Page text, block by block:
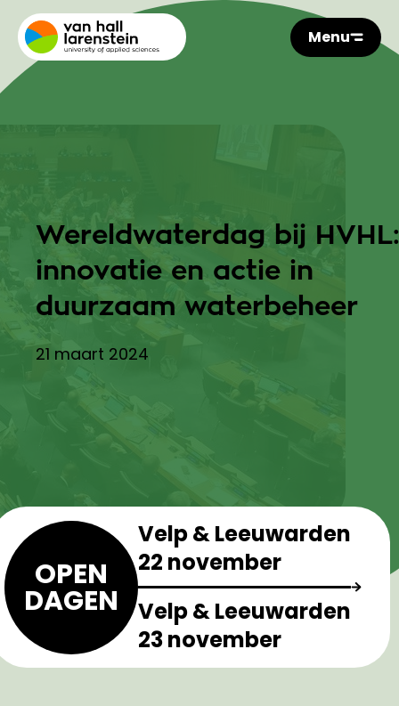
Menu
Wereldwaterdag bij HVHL:
innovatie en actie in
duurzaam waterbeheer
21 maart 2024
OPEN
DAGEN
Velp & Leeuwarden
22 november
Velp & Leeuwarden
23 november